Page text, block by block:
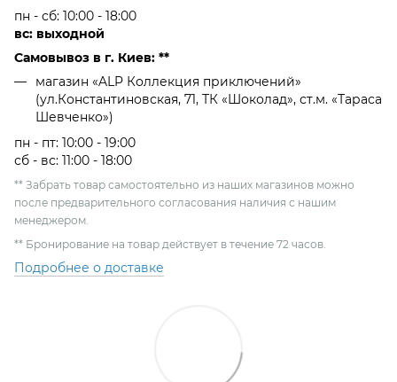
пн - сб: 10:00 - 18:00
вс: выходной
Самовывоз в г. Киев: **
магазин «ALP Коллекция приключений»
(ул.Константиновская, 71, ТК «Шоколад», ст.м. «Тараса
Шевченко»)
пн - пт: 10:00 - 19:00
сб - вс: 11:00 - 18:00
** Забрать товар самостоятельно из наших магазинов можно
после предварительного согласования наличия с нашим
менеджером.
** Бронирование на товар действует в течение 72 часов.
Подробнее о доставке